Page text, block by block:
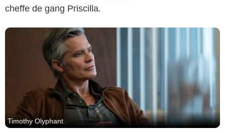
cheffe de gang Priscilla.
Timothy Olyphant